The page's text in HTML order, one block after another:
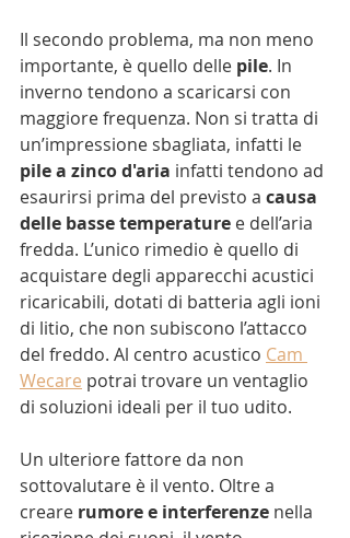
Il secondo problema, ma non meno
importante, è quello delle pile. In
inverno tendono a scaricarsi con
maggiore frequenza. Non si tratta di
un’impressione sbagliata, infatti le
pile a zinco d'aria infatti tendono ad
esaurirsi prima del previsto a causa
delle basse temperature e dell’aria
fredda. L’unico rimedio è quello di
acquistare degli apparecchi acustici
ricaricabili, dotati di batteria agli ioni
di litio, che non subiscono l’attacco
del freddo. Al centro acustico Cam
Wecare potrai trovare un ventaglio
di soluzioni ideali per il tuo udito.
Un ulteriore fattore da non
sottovalutare è il vento. Oltre a
creare rumore e interferenze nella